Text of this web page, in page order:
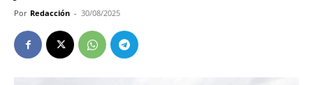
Por Redacción - 30/08/2025